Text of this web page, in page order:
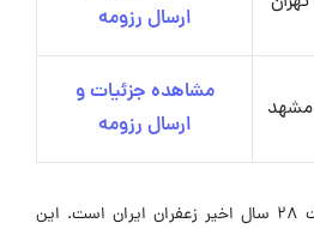
ارسال رزومه
مشهد
مشاهده جزئیات و
ارسال رزومه
نوین‌زعفران پایه‌گذار تحولات ۲۸ سال اخیر زعفران ایران است. این